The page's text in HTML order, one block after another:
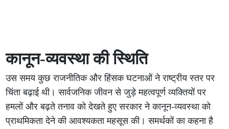
कानून-व्यवस्था की स्थिति
उस समय कुछ राजनीतिक और हिंसक घटनाओं ने राष्ट्रीय स्तर पर
चिंता बढ़ाई थी। सार्वजनिक जीवन से जुड़े महत्वपूर्ण व्यक्तियों पर
हमलों और बढ़ते तनाव को देखते हुए सरकार ने कानून-व्यवस्था को
प्राथमिकता देने की आवश्यकता महसूस की। समर्थकों का कहना है